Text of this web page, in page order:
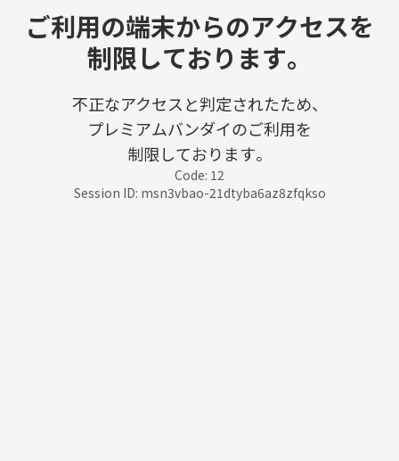
ご利用の端末からのアクセスを
制限しております。
不正なアクセスと判定されたため、
プレミアムバンダイのご利用を
制限しております。
Code: 12
Session ID: msn3vbao-21dtyba6az8zfqkso